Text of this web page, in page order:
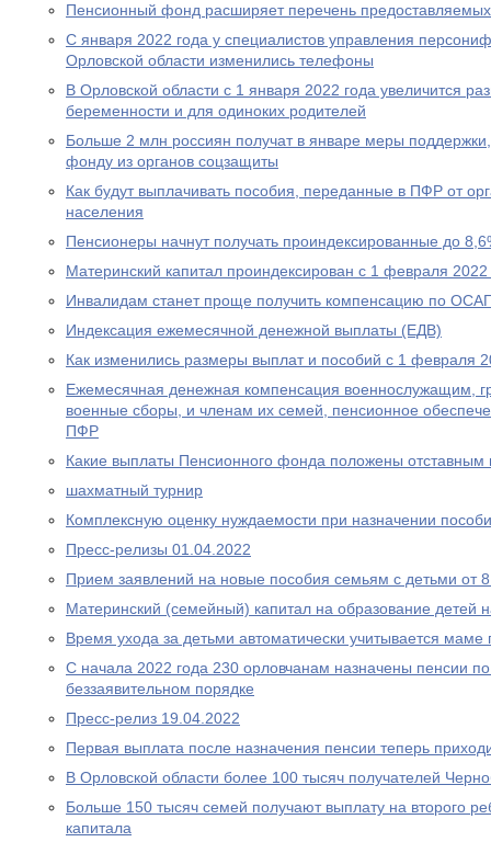
Пенсионный фонд расширяет перечень
С января 2022 года у специалистов управления
Орловской области изменились телефоны
В Орловской области с 1 января 2022 года увеличится
беременности и для одиноких родителей
Больше 2 млн россиян получат в январе меры
фонду из органов соцзащиты
Как будут выплачивать пособия, переданные в ПФР от
населения
Пенсионеры начнут получать проиндексированные до
Материнский капитал проиндексирован с 1 февраля 2022
Инвалидам станет проще получить компенсацию по
Индексация ежемесячной денежной выплаты (ЕДВ)
Как изменились размеры выплат и пособий с 1 февраля
Ежемесячная денежная компенсация военнослужащим,
военные сборы, и членам их семей, пенсионное
ПФР
Какие выплаты Пенсионного фонда положены
шахматный турнир
Комплексную оценку нуждаемости при назначении
Пресс-релизы 01.04.2022
Прием заявлений на новые пособия семьям с детьми от
Материнский (семейный) капитал на образование детей
Время ухода за детьми автоматически учитывается
С начала 2022 года 230 орловчанам назначены пенсии
беззаявительном порядке
Пресс-релиз 19.04.2022
Первая выплата после назначения пенсии теперь
В Орловской области более 100 тысяч получателей
Больше 150 тысяч семей получают выплату на второго
капитала